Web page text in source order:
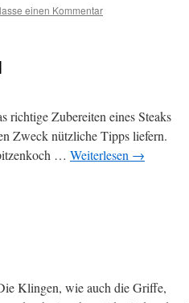
einen Kommentar
richtige Zubereiten eines Steaks
Zweck nützliche Tipps liefern.
… Weiterlesen →
Klingen, wie auch die Griffe,